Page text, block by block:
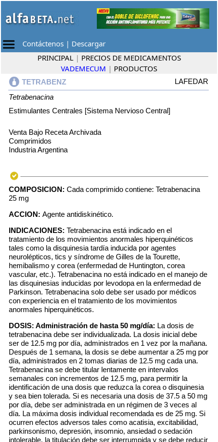
Contáctenos | Descargar
PRINCIPAL | PRECIOS DE MEDICAMENTOS
VADEMECUM | PRODUCTOS
TETRABENZ
LAFEDAR
Tetrabenacina
Estimulantes Centrales [Sistema Nervioso Central]
Venta Bajo Receta Archivada
Comprimidos
Industria Argentina
COMPOSICION: Cada comprimido contiene: Tetrabenacina
25 mg
ACCION: Agente antidiskinético.
INDICACIONES: Tetrabenacina está indicado en el
tratamiento de los movimientos anormales hiperquinéticos
tales como la disquinesia tardía inducida por agentes
neurolépticos, tics y síndrome de Gilles de la Tourette,
hemibalismo y corea (enfermedad de Huntington, corea
vascular, etc.). Tetrabenacina no está indicado en el manejo de
las disquinesias inducidas por levodopa en la enfermedad de
Parkinson. Tetrabenacina solo debe ser usado por médicos
con experiencia en el tratamiento de los movimientos
anormales hiperquinéticos.
DOSIS: Administración de hasta 50 mg/día: La dosis de
tetrabenacina debe ser individualizada. La dosis inicial debe
ser de 12.5 mg por día, administrados en 1 vez por la mañana.
Después de 1 semana, la dosis se debe aumentar a 25 mg por
día, administrados en 2 tomas diarias de 12.5 mg cada una.
Tetrabenacina se debe titular lentamente en intervalos
semanales con incrementos de 12.5 mg, para permitir la
identificación de una dosis que reduzca la corea o disquinesia
y sea bien tolerada. Si es necesaria una dosis de 37.5 a 50 mg
por día, debe ser administrada en un régimen de 3 veces al
día. La máxima dosis individual recomendada es de 25 mg. Si
ocurren efectos adversos tales como acatisia, excitabilidad,
parkinsonismo, depresión, insomnio, ansiedad o sedación
intolerable, la titulación debe ser interrumpida y se debe reducir